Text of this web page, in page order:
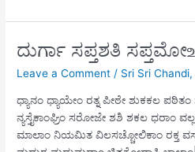
ಷಷ್ಠೋ ‌உಧ್ಯಾಯಃ
ದುರ್ಗಾ ಸಪ್ತಶತಿ ಸಪ್ತಮೋ
Leave a Comment / Sri Sri Chandi
ಧ್ಯಾನಂ ಧ್ಯಾಯೇಂ ರತ್ನ ಪೀಠೇ ಶುಕಕಲ ಪಠಿತಂ
ನ್ಯಸ್ತೈಕಾಂಘ್ರಿಂ ಸರೋಜೇ ಶಶಿ ಶಕಲ ಧರಾಂ
ಮಾಲಾಂ ನಿಯಮಿತ ವಿಲಸಚ್ಚೋಲಿಕಾಂ ರಕ್ತ